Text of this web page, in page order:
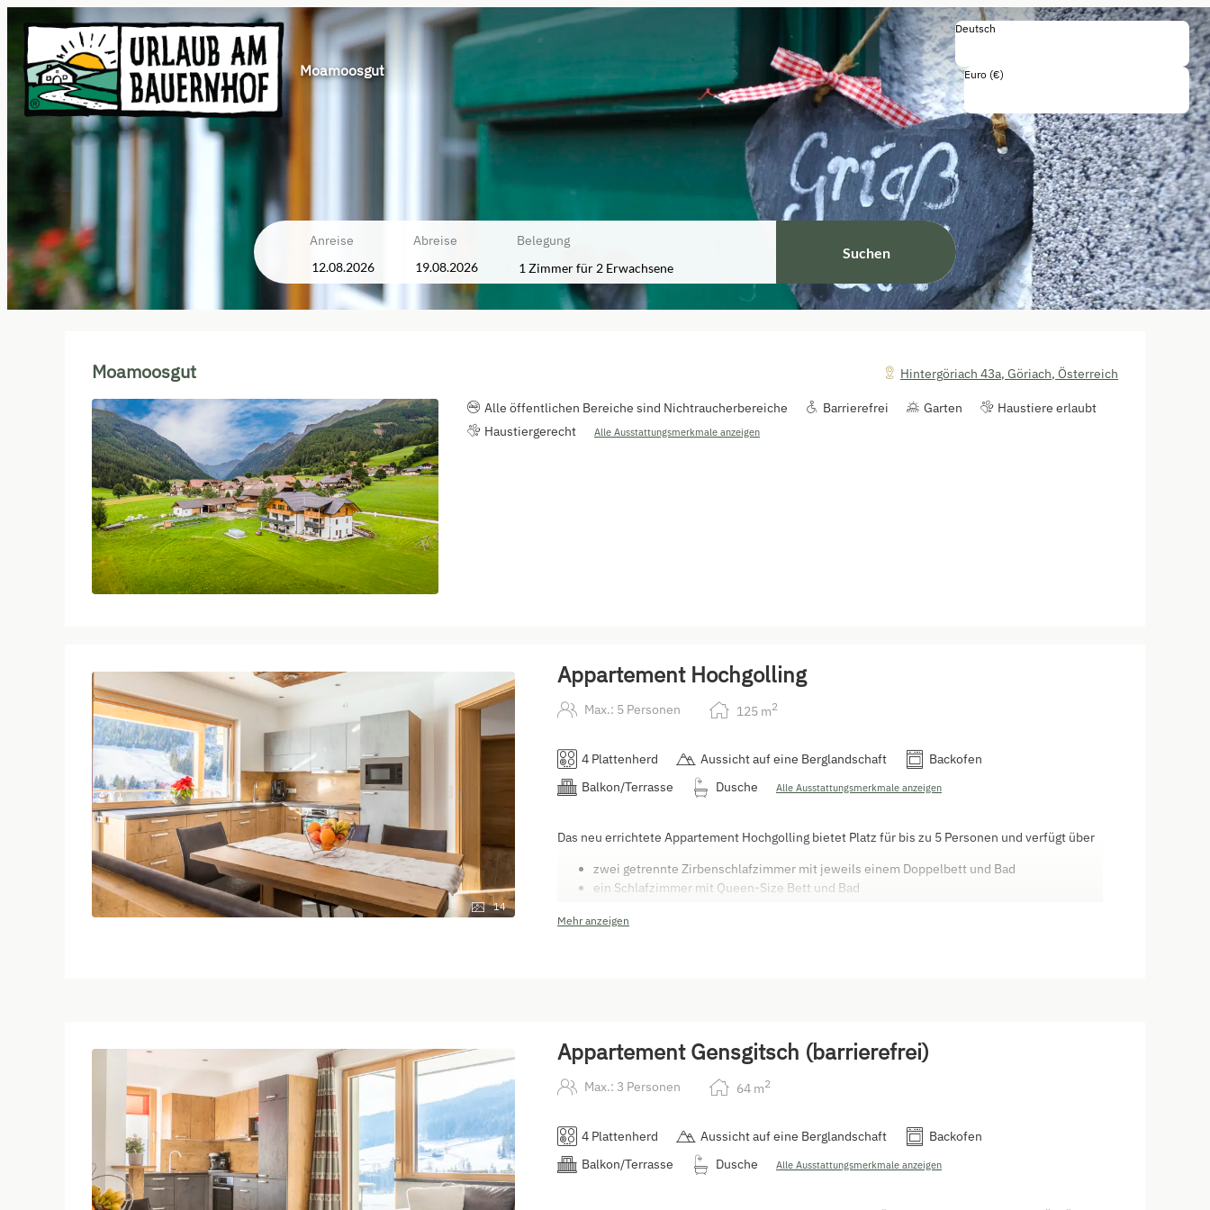
Moamoosgut
Anreise Abreise Belegung
1 Zimmerfür 2 Erwachsene
Suchen
Deutsch
Euro (€)
Moamoosgut Hintergöriach 43a, Göriach, Österreich
Alle öffentlichen Bereiche sind Nichtraucherbereiche Barrierefrei Garten
Haustiere erlaubt
Haustiergerecht
Alle Ausstattungsmerkmale anzeigen
14
Appartement Hochgolling
Max.: 5 Personen 125 m2
4 Plattenherd Aussicht auf eine Berglandschaft
Backofen
Balkon/Terrasse
Dusche Alle Ausstattungsmerkmale anzeigen
Das neu errichtete Appartement Hochgolling bietet Platz für bis zu 5 Personen und verfügt über
zwei getrennte Zirbenschlafzimmer mit jeweils einem Doppelbett und Bad
ein Schlafzimmer mit Queen-Size Bett und Bad
eine kleine Terrasse
Mehr anzeigen
Appartement Gensgitsch (barrierefrei)
Max.: 3 Personen 64 m2
4 Plattenherd Aussicht auf eine Berglandschaft
Backofen
Balkon/Terrasse
Dusche Alle Ausstattungsmerkmale anzeigen